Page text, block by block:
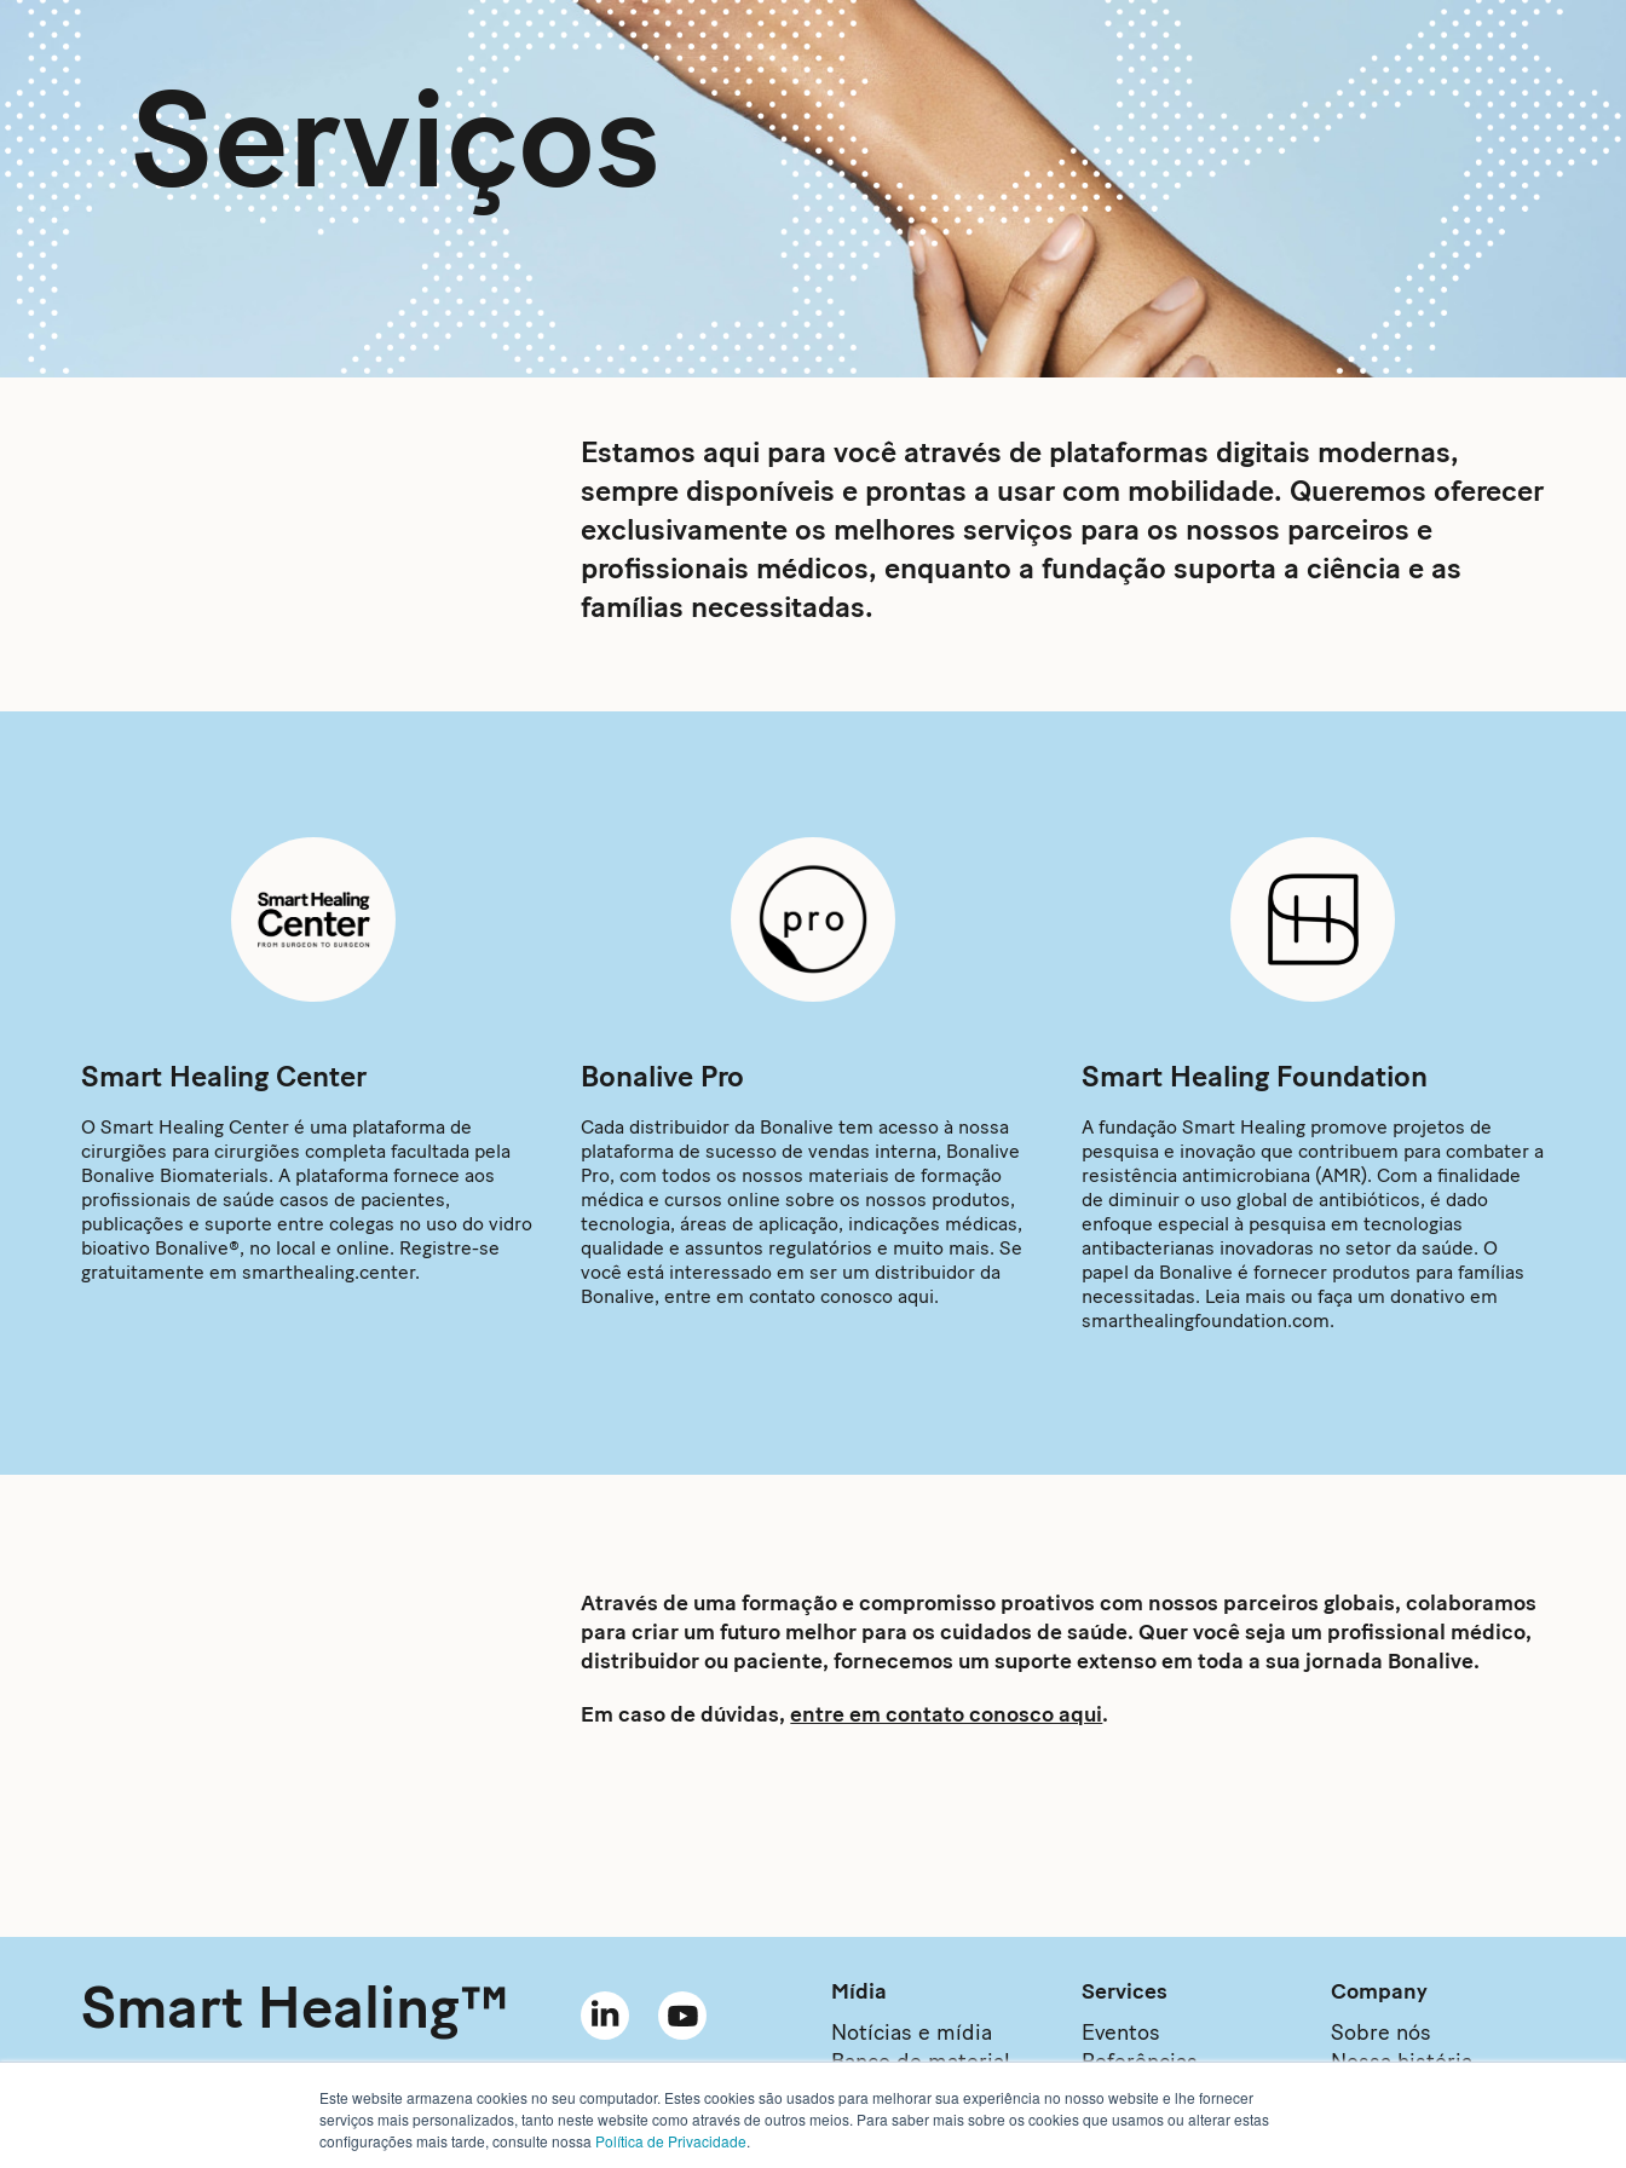
Este website armazena cookies no seu computador. Estes cookies são usados para melhorar sua experiência no nosso website e lhe fornecer
serviços mais personalizados, tanto neste website como através de outros meios. Para saber mais sobre os cookies que usamos ou alterar estas
configurações mais tarde, consulte nossa Política de Privacidade.
Serviços
Estamos aqui para você através de plataformas digitais modernas,
sempre disponíveis e prontas a usar com mobilidade. Queremos oferecer
exclusivamente os melhores serviços para os nossos parceiros e
profissionais médicos, enquanto a fundação suporta a ciência e as
famílias necessitadas.
Smart Healing Center
O Smart Healing Center é uma plataforma de
cirurgiões para cirurgiões completa facultada pela
Bonalive Biomaterials. A plataforma fornece aos
profissionais de saúde casos de pacientes,
publicações e suporte entre colegas no uso do vidro
bioativo Bonalive®, no local e online. Registre-se
gratuitamente em smarthealing.center.
Bonalive Pro
Cada distribuidor da Bonalive tem acesso à nossa
plataforma de sucesso de vendas interna, Bonalive
Pro, com todos os nossos materiais de formação
médica e cursos online sobre os nossos produtos,
tecnologia, áreas de aplicação, indicações médicas,
qualidade e assuntos regulatórios e muito mais. Se
você está interessado em ser um distribuidor da
Bonalive, entre em contato conosco aqui.
Smart Healing Foundation
A fundação Smart Healing promove projetos de
pesquisa e inovação que contribuem para combater a
resistência antimicrobiana (AMR). Com a finalidade
de diminuir o uso global de antibióticos, é dado
enfoque especial à pesquisa em tecnologias
antibacterianas inovadoras no setor da saúde. O
papel da Bonalive é fornecer produtos para famílias
necessitadas. Leia mais ou faça um donativo em
smarthealingfoundation.com.
Através de uma formação e compromisso proativos com nossos parceiros globais, colaboramos
para criar um futuro melhor para os cuidados de saúde. Quer você seja um profissional médico,
distribuidor ou paciente, fornecemos um suporte extenso em toda a sua jornada Bonalive.
Em caso de dúvidas,entre em contato conosco aqui.
Smart Healing™
Mídia
Notícias e mídia
Banco de material
Newsletter
Services
Eventos
Referências
Serviços
Rede comercial
Company
Sobre nós
Nossa história